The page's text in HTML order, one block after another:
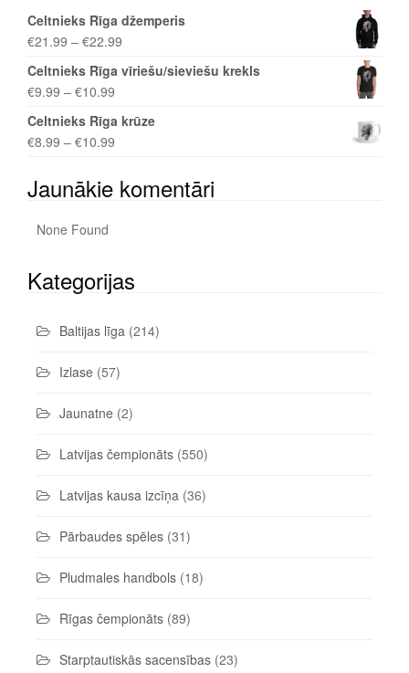
Celtnieks Rīga džemperis
€21.99 – €22.99
Celtnieks Rīga vīriešu/sieviešu krekls
€9.99 – €10.99
Celtnieks Rīga krūze
€8.99 – €10.99
Jaunākie komentāri
None Found
Kategorijas
Baltijas līga (214)
Izlase (57)
Jaunatne (2)
Latvijas čempionāts (550)
Latvijas kausa izcīņa (36)
Pārbaudes spēles (31)
Pludmales handbols (18)
Rīgas čempionāts (89)
Starptautiskās sacensības (23)